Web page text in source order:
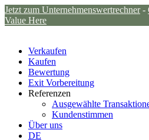
Jetzt zum Unternehmenswertrechner-
Value Here
Verkaufen
Kaufen
Bewertung
Exit Vorbereitung
Referenzen
Ausgewählte
Kundenstimmen
Über uns
DE